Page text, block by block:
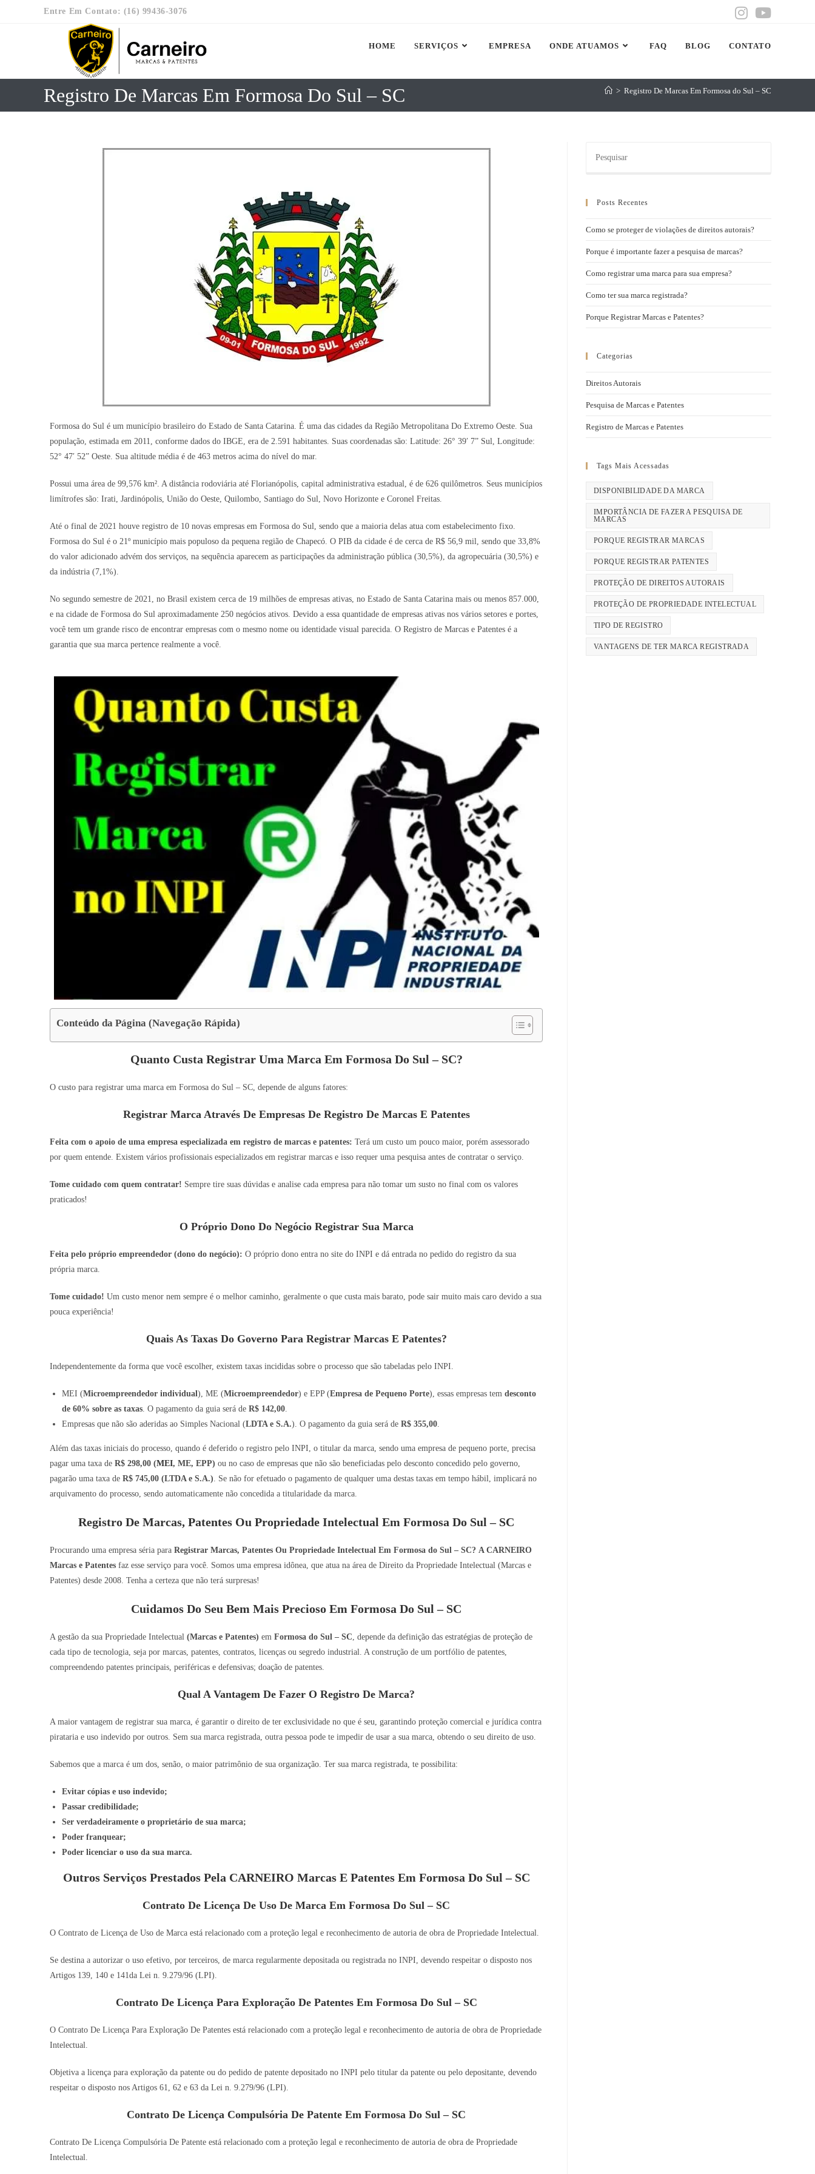
Entre Em Contato: (16) 99436-3076
HOME SERVIÇOS EMPRESA ONDE ATUAMOS FAQ BLOG CONTATO
Registro De Marcas Em Formosa Do Sul – SC > Registro De Marcas Em Formosa do Sul – SC
Formosa do Sul é um município brasileiro do Estado de Santa Catarina. É uma das cidades da Região Metropolitana Do Extremo Oeste. Sua
população, estimada em 2011, conforme dados do IBGE, era de 2.591 habitantes. Suas coordenadas são: Latitude: 26° 39′ 7” Sul, Longitude:
52° 47′ 52” Oeste. Sua altitude média é de 463 metros acima do nível do mar.
Possui uma área de 99,576 km². A distância rodoviária até Florianópolis, capital administrativa estadual, é de 626 quilômetros. Seus municípios
limítrofes são: Irati, Jardinópolis, União do Oeste, Quilombo, Santiago do Sul, Novo Horizonte e Coronel Freitas.
Até o final de 2021 houve registro de 10 novas empresas em Formosa do Sul, sendo que a maioria delas atua com estabelecimento fixo.
Formosa do Sul é o 21º município mais populoso da pequena região de Chapecó. O PIB da cidade é de cerca de R$ 56,9 mil, sendo que 33,8%
do valor adicionado advém dos serviços, na sequência aparecem as participações da administração pública (30,5%), da agropecuária (30,5%) e
da indústria (7,1%).
No segundo semestre de 2021, no Brasil existem cerca de 19 milhões de empresas ativas, no Estado de Santa Catarina mais ou menos 857.000,
e na cidade de Formosa do Sul aproximadamente 250 negócios ativos. Devido a essa quantidade de empresas ativas nos vários setores e portes,
você tem um grande risco de encontrar empresas com o mesmo nome ou identidade visual parecida. O Registro de Marcas e Patentes é a
garantia que sua marca pertence realmente a você.
Conteúdo da Página (Navegação Rápida)
Quanto Custa Registrar Uma Marca Em Formosa Do Sul – SC?
O custo para registrar uma marca em Formosa do Sul – SC, depende de alguns fatores:
Registrar Marca Através De Empresas De Registro De Marcas E Patentes
Feita com o apoio de uma empresa especializada em registro de marcas e patentes: Terá um custo um pouco maior, porém assessorado
por quem entende. Existem vários profissionais especializados em registrar marcas e isso requer uma pesquisa antes de contratar o serviço.
Tome cuidado com quem contratar! Sempre tire suas dúvidas e analise cada empresa para não tomar um susto no final com os valores
praticados!
O Próprio Dono Do Negócio Registrar Sua Marca
Feita pelo próprio empreendedor (dono do negócio): O próprio dono entra no site do INPI e dá entrada no pedido do registro da sua
própria marca.
Tome cuidado! Um custo menor nem sempre é o melhor caminho, geralmente o que custa mais barato, pode sair muito mais caro devido a sua
pouca experiência!
Quais As Taxas Do Governo Para Registrar Marcas E Patentes?
Independentemente da forma que você escolher, existem taxas incididas sobre o processo que são tabeladas pelo INPI.
MEI (Microempreendedor individual), ME (Microempreendedor) e EPP (Empresa de Pequeno Porte), essas empresas tem desconto
de 60% sobre as taxas . O pagamento da guia será de R$ 142,00
Empresas que não são aderidas ao Simples Nacional (LDTA e S.A.). O pagamento da guia será de R$ 355,00
Além das taxas iniciais do processo, quando é deferido o registro pelo INPI, o titular da marca, sendo uma empresa de pequeno porte, precisa
pagar uma taxa de R$ 298,00 (MEI, ME, EPP) ou no caso de empresas que não são beneficiadas pelo desconto concedido pelo governo,
pagarão uma taxa de R$ 745,00 (LTDA e S.A.) . Se não for efetuado o pagamento de qualquer uma destas taxas em tempo hábil, implicará no
arquivamento do processo, sendo automaticamente não concedida a titularidade da marca.
Registro De Marcas, Patentes Ou Propriedade Intelectual Em Formosa Do Sul – SC
Procurando uma empresa séria para Registrar Marcas, Patentes Ou Propriedade Intelectual Em Formosa do Sul – SC? A CARNEIRO
Marcas e Patentes faz esse serviço para você. Somos uma empresa idônea, que atua na área de Direito da Propriedade Intelectual (Marcas e
Patentes) desde 2008. Tenha a certeza que não terá surpresas!
Cuidamos Do Seu Bem Mais Precioso Em Formosa Do Sul – SC
A gestão da sua Propriedade Intelectual (Marcas e Patentes) em Formosa do Sul – SC , depende da definição das estratégias de proteção de
cada tipo de tecnologia, seja por marcas, patentes, contratos, licenças ou segredo industrial. A construção de um portfólio de patentes,
compreendendo patentes principais, periféricas e defensivas; doação de patentes.
Qual A Vantagem De Fazer O Registro De Marca?
A maior vantagem de registrar sua marca, é garantir o direito de ter exclusividade no que é seu, garantindo proteção comercial e jurídica contra
pirataria e uso indevido por outros. Sem sua marca registrada, outra pessoa pode te impedir de usar a sua marca, obtendo o seu direito de uso.
Sabemos que a marca é um dos, senão, o maior patrimônio de sua organização. Ter sua marca registrada, te possibilita:
Evitar cópias e uso indevido;
Passar credibilidade;
Ser verdadeiramente o proprietário de sua marca;
Poder franquear;
Poder licenciar o uso da sua marca.
Outros Serviços Prestados Pela CARNEIRO Marcas E Patentes Em Formosa Do Sul – SC
Contrato De Licença De Uso De Marca Em Formosa Do Sul – SC
O Contrato de Licença de Uso de Marca está relacionado com a proteção legal e reconhecimento de autoria de obra de Propriedade Intelectual.
Se destina a autorizar o uso efetivo, por terceiros, de marca regularmente depositada ou registrada no INPI, devendo respeitar o disposto nos
Artigos 139, 140 e 141da Lei n. 9.279/96 (LPI).
Contrato De Licença Para Exploração De Patentes Em Formosa Do Sul – SC
O Contrato De Licença Para Exploração De Patentes está relacionado com a proteção legal e reconhecimento de autoria de obra de Propriedade
Intelectual.
Objetiva a licença para exploração da patente ou do pedido de patente depositado no INPI pelo titular da patente ou pelo depositante, devendo
respeitar o disposto nos Artigos 61, 62 e 63 da Lei n. 9.279/96 (LPI).
Contrato De Licença Compulsória De Patente Em Formosa Do Sul – SC
Contrato De Licença Compulsória De Patente está relacionado com a proteção legal e reconhecimento de autoria de obra de Propriedade
Intelectual.
Posts Recentes
Como se proteger de violações de direitos autorais?
Porque é importante fazer a pesquisa de marcas?
Como registrar uma marca para sua empresa?
Como ter sua marca registrada?
Porque Registrar Marcas e Patentes?
Categorias
Direitos Autorais
Pesquisa de Marcas e Patentes
Registro de Marcas e Patentes
Tags Mais Acessadas
DISPONIBILIDADE DA MARCA
IMPORTÂNCIA DE FAZER A PESQUISA DE
MARCAS
PORQUE REGISTRAR MARCAS
PORQUE REGISTRAR PATENTES
PROTEÇÃO DE DIREITOS AUTORAIS
PROTEÇÃO DE PROPRIEDADE INTELECTUAL
TIPO DE REGISTRO
VANTAGENS DE TER MARCA REGISTRADA